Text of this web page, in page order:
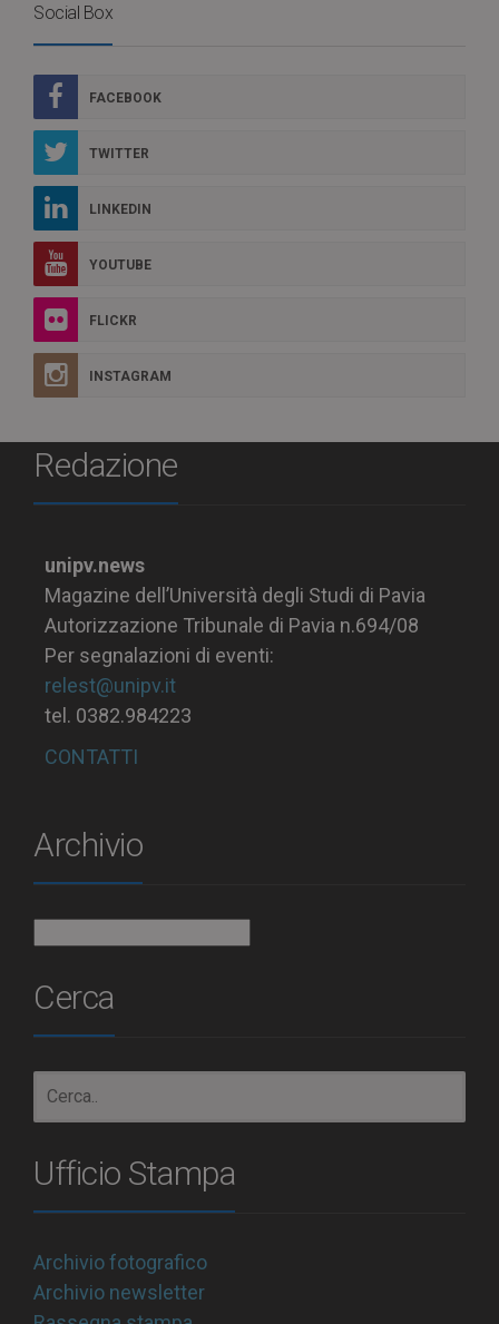
Social Box
FACEBOOK
TWITTER
LINKEDIN
YOUTUBE
FLICKR
INSTAGRAM
Redazione
unipv.news
Magazine dell’Università degli Studi di Pavia
Autorizzazione Tribunale di Pavia n.694/08
Per segnalazioni di eventi:
relest@unipv.it
tel. 0382.984223
CONTATTI
Archivio
Cerca
Ufficio Stampa
Archivio fotografico
Archivio newsletter